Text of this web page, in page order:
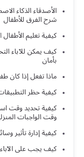
الأصدقاء الذكاء
شرح الفرق للأطفال
كيفية تعليم
كيف يمكن للآباء
بأمان
ماذا تفعل إذا كان
كيفية حظر
كيفية تحديد وقت
وقت الواجبات
كيفية إدارة تأثير
كيف يجب على